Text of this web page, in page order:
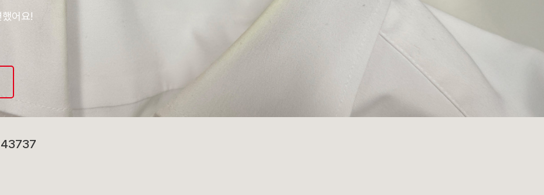
어요!
43737